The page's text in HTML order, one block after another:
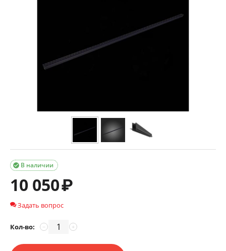
В наличии

10 050₽
Задать вопрос
Кол-во: +
−